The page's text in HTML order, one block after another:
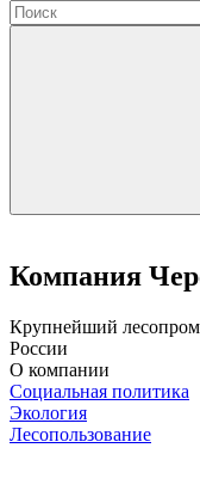
Компания
Крупнейший
России
О компании
Социальная политика
Экология
Лесопользование